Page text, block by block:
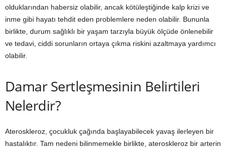
olduklarından habersiz olabilir, ancak kötüleştiğinde kalp krizi ve
inme gibi hayatı tehdit eden problemlere neden olabilir. Bununla
birlikte, durum sağlıklı bir yaşam tarzıyla büyük ölçüde önlenebilir
ve tedavi, ciddi sorunların ortaya çıkma riskini azaltmaya yardımcı
olabilir.
Damar Sertleşmesinin Belirtileri
Nelerdir?
Ateroskleroz, çocukluk çağında başlayabilecek yavaş ilerleyen bir
hastalıktır. Tam nedeni bilinmemekle birlikte, ateroskleroz bir arterin